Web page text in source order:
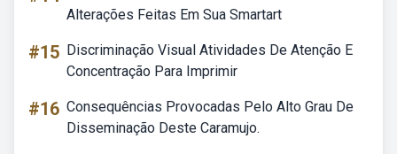
Alterações Feitas Em Sua Smartart
#15 Discriminação Visual Atividades De Atenção E
Concentração Para Imprimir
#16 Consequências Provocadas Pelo Alto Grau De
Disseminação Deste Caramujo.